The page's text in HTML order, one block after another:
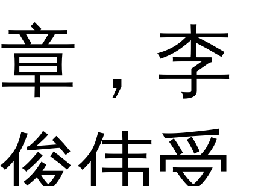
章，李
俊伟受